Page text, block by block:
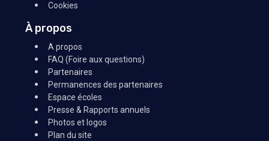
Cookies
À propos
A propos
FAQ (Foire aux questions)
Partenaires
Permanences des partenaires
Espace écoles
Presse & Rapports annuels
Photos et logos
Plan du site